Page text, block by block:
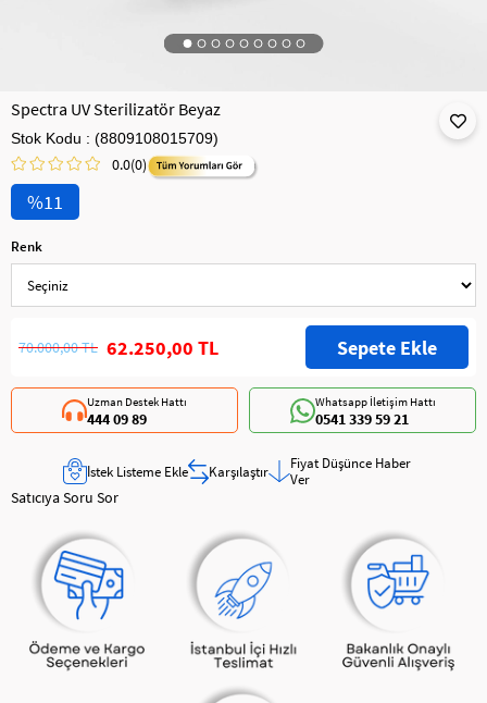
Spectra UV Sterilizatör Beyaz
Stok Kodu (8809108015709)
0.0(0)
11
Renk
70.000,00 TL 62.250,00 TL
Whatsapp İletişim Hattı
0541 339 59 21
Uzman Destek Hattı
444 09 89
İstek Listeme Ekle Karşılaştır
Fiyat Düşünce Haber
Ver
Satıcıya Soru Sor